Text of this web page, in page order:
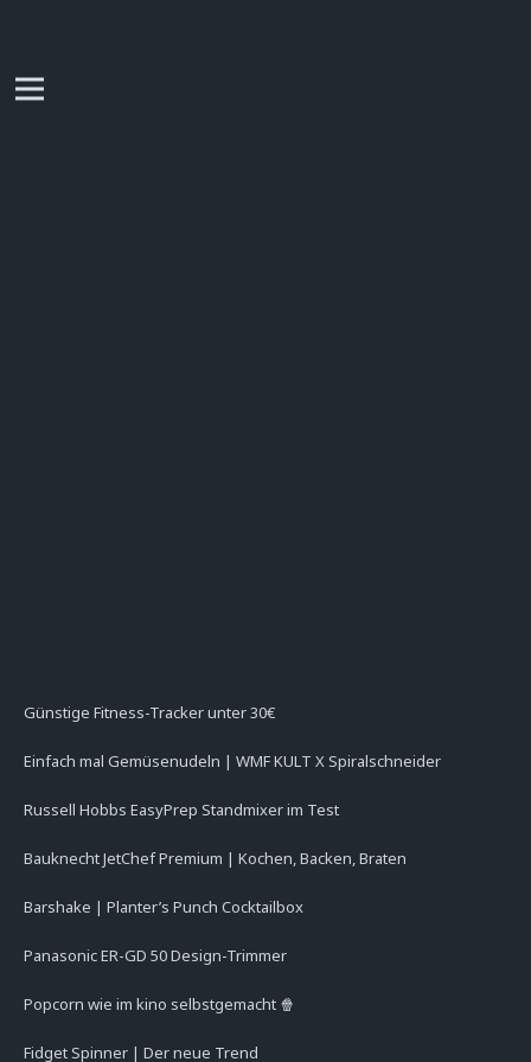
Günstige Fitness-Tracker unter 30€
Einfach mal Gemüsenudeln | WMF KULT X Spiralschneider
Russell Hobbs EasyPrep Standmixer im Test
Bauknecht JetChef Premium | Kochen, Backen, Braten
Barshake | Planter’s Punch Cocktailbox
Panasonic ER-GD 50 Design-Trimmer
Popcorn wie im kino selbstgemacht 🍿
Fidget Spinner | Der neue Trend